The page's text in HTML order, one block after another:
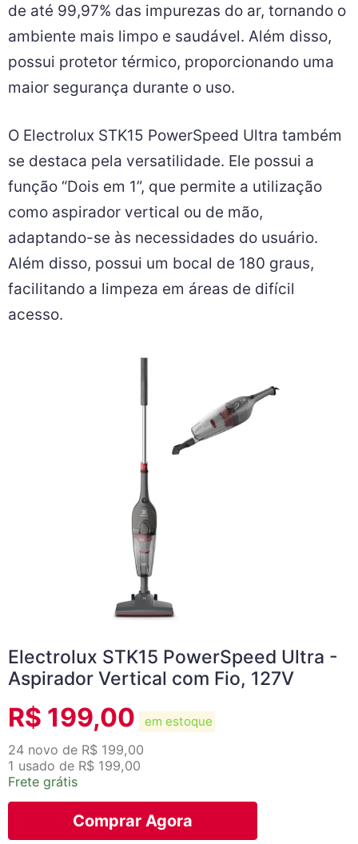
de até 99,97% das impurezas do ar, tornando o
ambiente mais limpo e saudável. Além disso,
possui protetor térmico, proporcionando uma
maior segurança durante o uso.
O Electrolux STK15 PowerSpeed Ultra também
se destaca pela versatilidade. Ele possui a
função “Dois em 1”, que permite a utilização
como aspirador vertical ou de mão,
adaptando-se às necessidades do usuário.
Além disso, possui um bocal de 180 graus,
facilitando a limpeza em áreas de difícil
acesso.
Electrolux STK15 PowerSpeed Ultra -
Aspirador Vertical com Fio, 127V
R$ 199,00 em estoque
24 novo de R$ 199,00
1 usado de R$ 199,00
Frete grátis
Comprar Agora